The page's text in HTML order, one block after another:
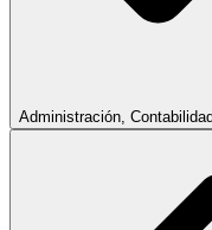
Administración,